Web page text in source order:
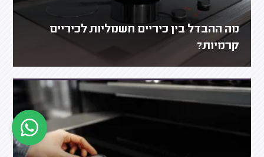
מה ההבדל בין כיריים חשמליות לכיריים
קרמיות?